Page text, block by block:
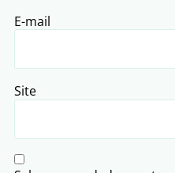
E-mail
Site